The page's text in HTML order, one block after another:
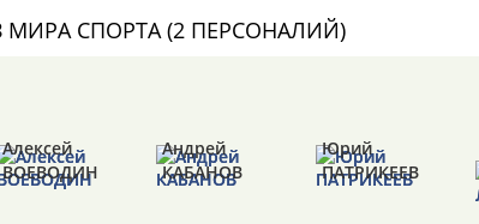
Алексей
ВОЕВОДИН
Андрей
КАБАНОВ
Юрий
ПАТРИКЕЕВ
СПОРТА (2 ПЕРСОНАЛИЙ)